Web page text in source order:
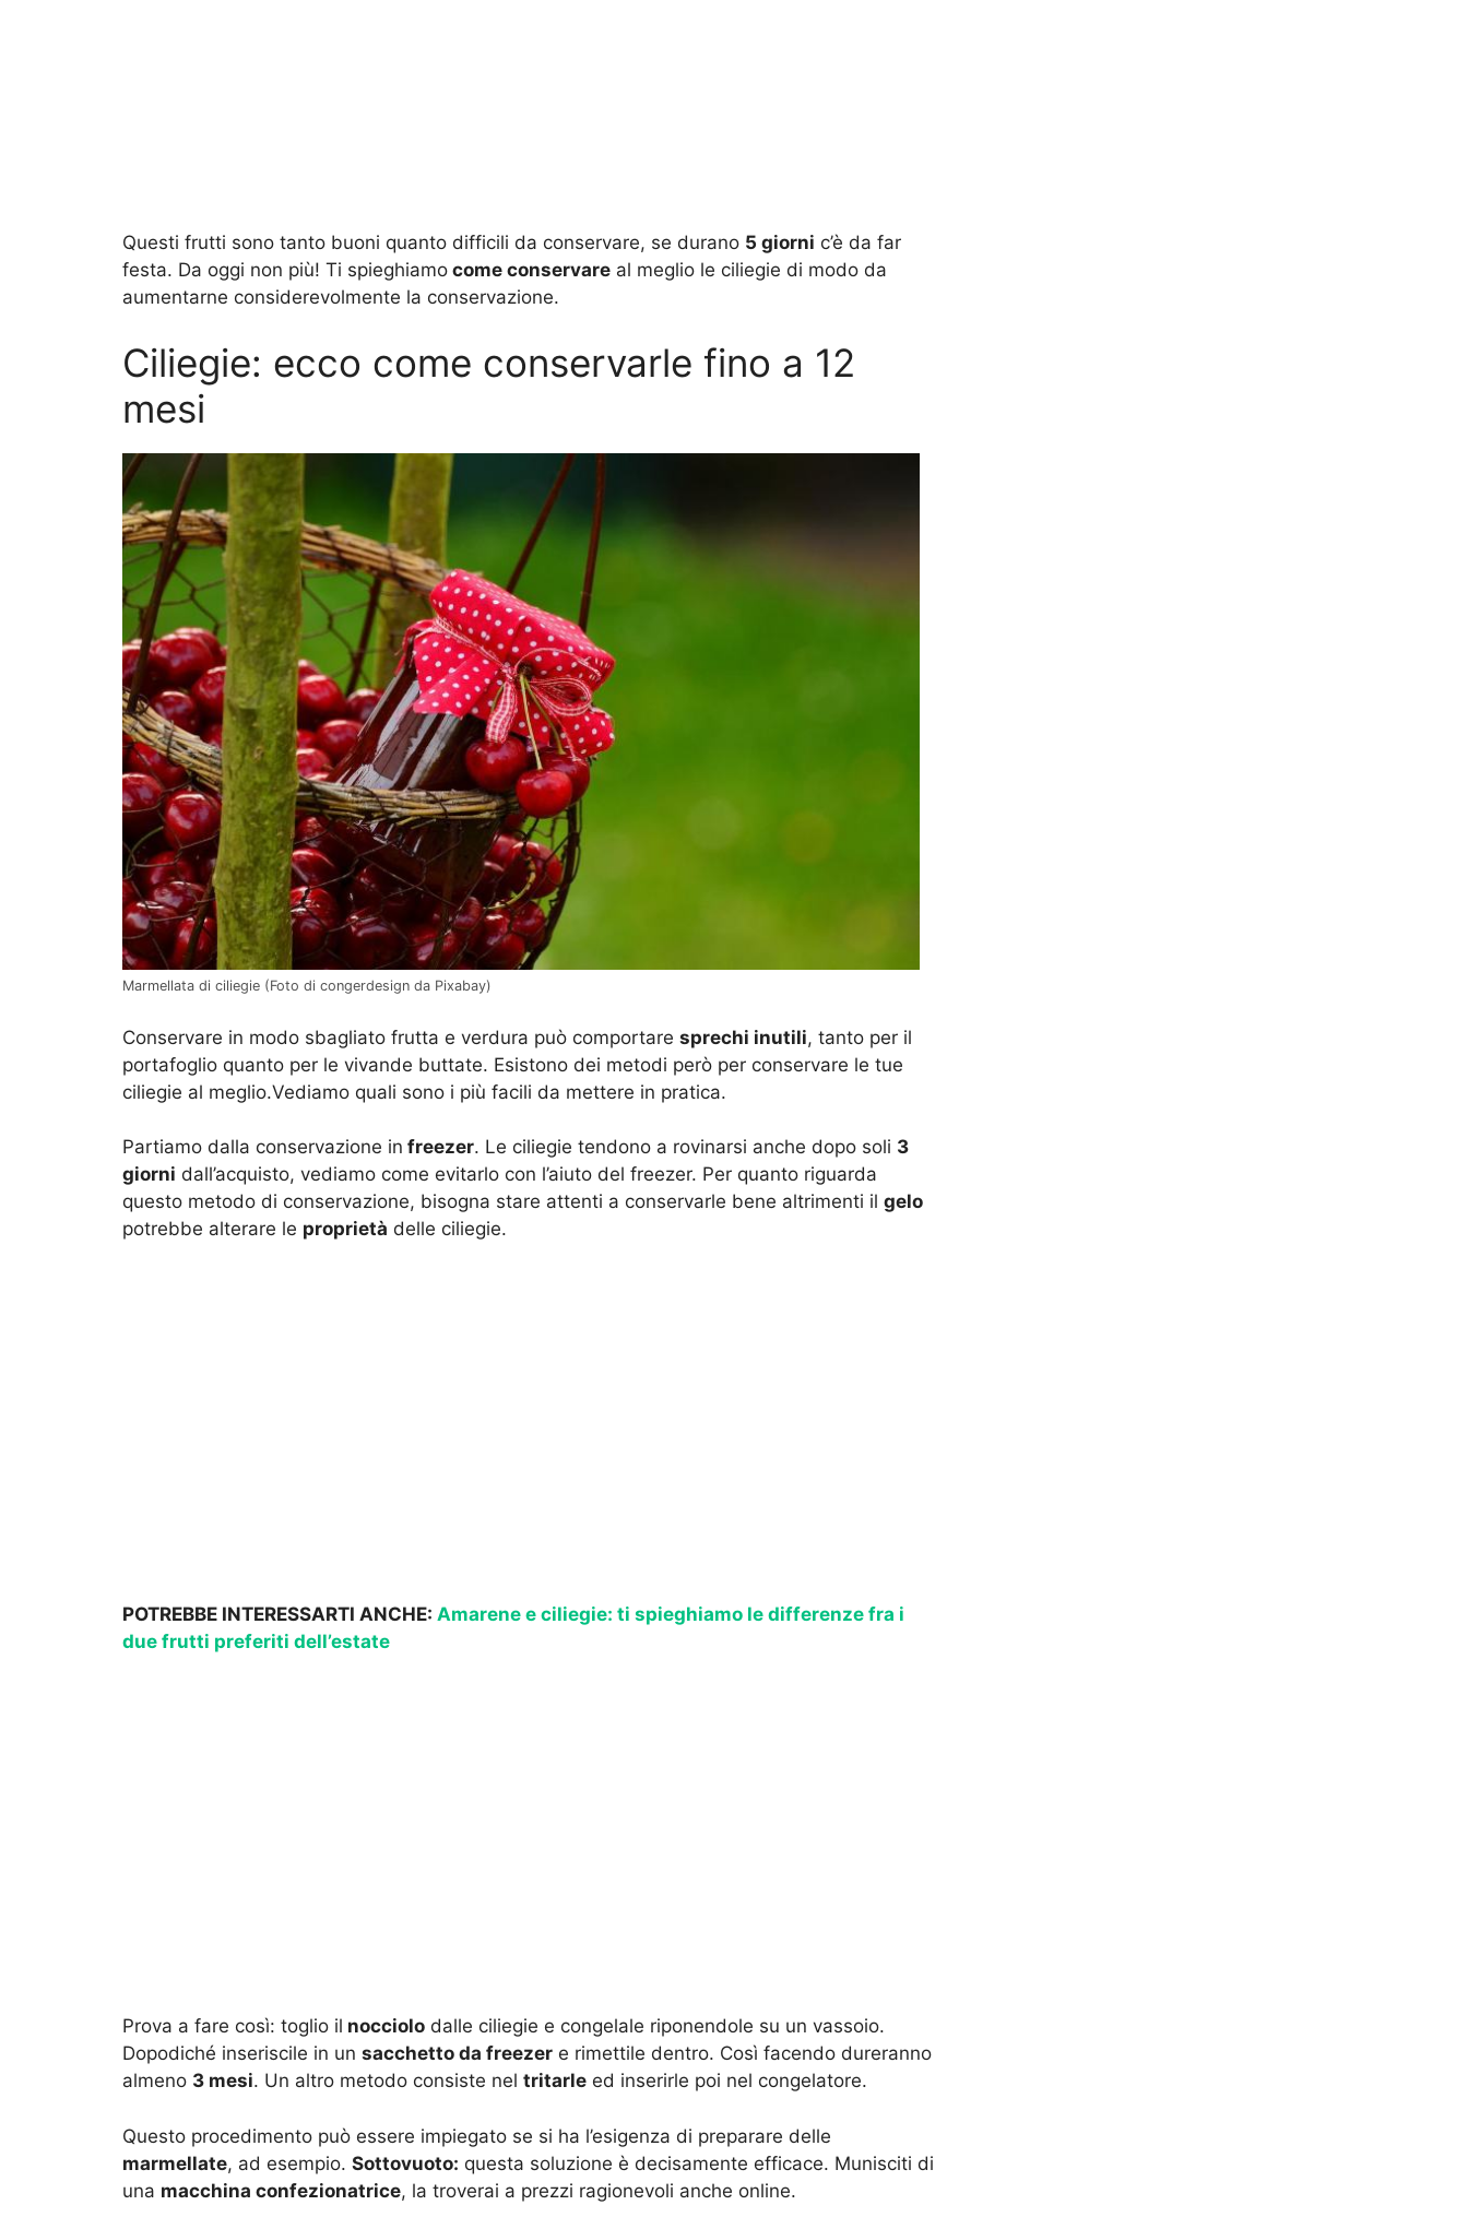
Questi frutti sono tanto buoni quanto difficili da conservare, se durano 5 giorni c’è da far
festa. Da oggi non più! Ti spieghiamo come conservare al meglio le ciliegie di modo da
aumentarne considerevolmente la conservazione.
Ciliegie: ecco come conservarle fino a 12
mesi
Marmellata di ciliegie (Foto di congerdesign da Pixabay)
Conservare in modo sbagliato frutta e verdura può comportare sprechi inutili, tanto per il
portafoglio quanto per le vivande buttate. Esistono dei metodi però per conservare le tue
ciliegie al meglio.Vediamo quali sono i più facili da mettere in pratica.
Partiamo dalla conservazione in freezer. Le ciliegie tendono a rovinarsi anche dopo soli 3
giorni dall’acquisto, vediamo come evitarlo con l’aiuto del freezer. Per quanto riguarda
questo metodo di conservazione, bisogna stare attenti a conservarle bene altrimenti il gelo
potrebbe alterare le proprietà delle ciliegie.
POTREBBE INTERESSARTI ANCHE: Amarene e ciliegie: ti spieghiamo le differenze fra i
due frutti preferiti dell’estate
Prova a fare così: toglio il nocciolo dalle ciliegie e congelale riponendole su un vassoio.
Dopodiché inseriscile in un sacchetto da freezer e rimettile dentro. Così facendo dureranno
almeno 3 mesi. Un altro metodo consiste nel tritarle ed inserirle poi nel congelatore.
Questo procedimento può essere impiegato se si ha l’esigenza di preparare delle
marmellate, ad esempio. Sottovuoto: questa soluzione è decisamente efficace. Munisciti di
una macchina confezionatrice, la troverai a prezzi ragionevoli anche online.